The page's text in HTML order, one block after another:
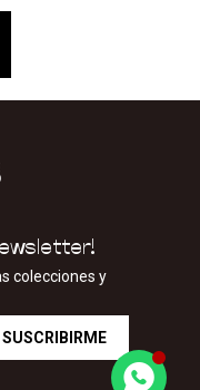
colecciones y
SUSCRIBIRME